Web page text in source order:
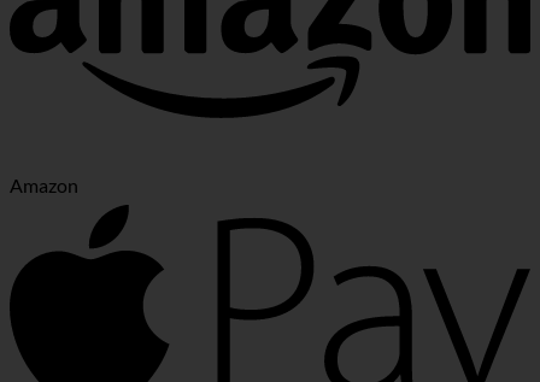
Amazon